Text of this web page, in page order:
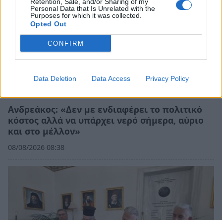
Personal Data that Is Unrelated with the
Purposes for which it was collected.
Opted Out
CONFIRM
Data Deletion Data Access Privacy Policy
Ανδρεάκος: «Δεν με ενδιαφέρει το πολιτικό
κόστος αλλά να υπάρχει νερό σήμερα, αύριο
και στο μέλλον»
08/08/2026 08:38